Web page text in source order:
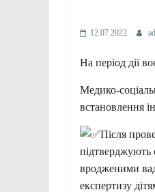
12.07.2022
На період дії
Медико-
встановлення
Після
підтверджують
вродженими
експертизу